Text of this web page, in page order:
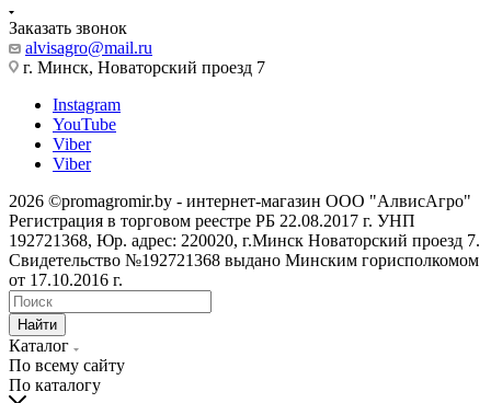
Заказать звонок
alvisagro@mail.ru
г. Минск, Новаторский проезд 7
Instagram
YouTube
Viber
Viber
2026 ©promagromir.by - интернет-магазин ООО "АлвисАгро"
Регистрация в торговом реестре РБ 22.08.2017 г. УНП
192721368, Юр. адрес: 220020, г.Минск Новаторский проезд 7.
Свидетельство №192721368 выдано Минским горисполкомом
от 17.10.2016 г.
Найти
Каталог
По всему сайту
По каталогу